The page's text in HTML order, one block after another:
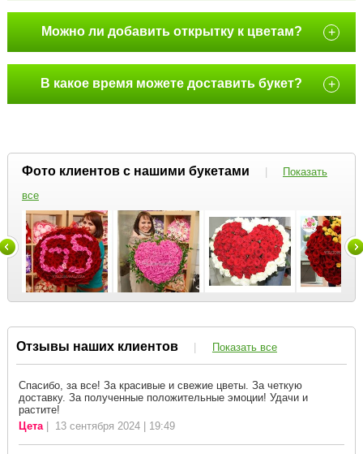
Можно ли добавить открытку к цветам? +
В какое время можете доставить букет? +
Фото клиентов с нашими букетами |
Показать
все
Отзывы наших клиентов | Показать все
Спасибо, за все! За красивые и свежие цветы. За четкую
доставку. За полученные положительные эмоции! Удачи и
растите!
Цета| 13 сентября 2024 | 19:49